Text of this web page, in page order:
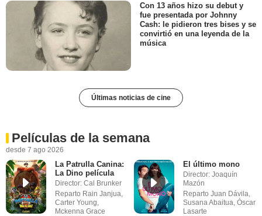
Con 13 años hizo su debut y
fue presentada por Johnny
Cash: le pidieron tres bises y se
convirtió en una leyenda de la
música
Últimas noticias de cine
Películas de la semana
desde 7 ago 2026
La Patrulla Canina:
La Dino película
Director: Cal Brunker
Reparto Rain Janjua,
Carter Young,
Mckenna Grace
El último mono
Director: Joaquín
Mazón
Reparto Juan Dávila,
Susana Abaitua, Óscar
Lasarte